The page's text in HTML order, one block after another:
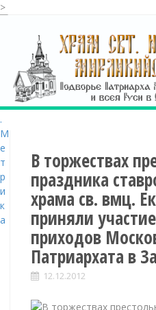
>
c
o
n
t
e
n
t
В торжествах
праздника
храма св. вмц.
приняли
приходов
Патриархата в
12.12.2012